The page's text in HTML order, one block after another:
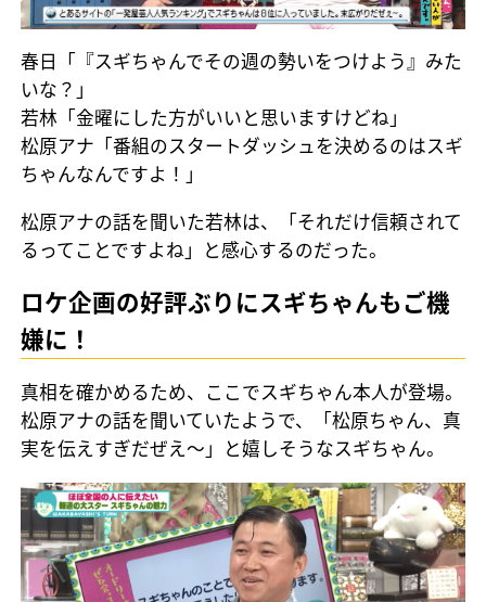
春日「『スギちゃんでその週の勢いをつけよう』みた
いな？」
若林「金曜にした方がいいと思いますけどね」
松原アナ「番組のスタートダッシュを決めるのはスギ
ちゃんなんですよ！」
松原アナの話を聞いた若林は、「それだけ信頼されて
るってことですよね」と感心するのだった。
ロケ企画の好評ぶりにスギちゃんもご機
嫌に！
真相を確かめるため、ここでスギちゃん本人が登場。
松原アナの話を聞いていたようで、「松原ちゃん、真
実を伝えすぎだぜえ～」と嬉しそうなスギちゃん。